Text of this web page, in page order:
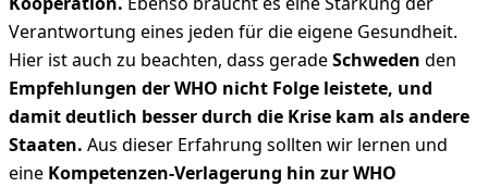
Verantwortung eines jeden für die eigene Gesundheit.
Hier ist auch zu beachten, dass geradeSchweden den
Empfehlungen der WHO nicht Folge leistete, und
damit deutlich besser durch die Krise kam als andere
Staaten. Aus dieser Erfahrung sollten wir lernen und
eine Kompetenzen-Verlagerung hin zur WHO